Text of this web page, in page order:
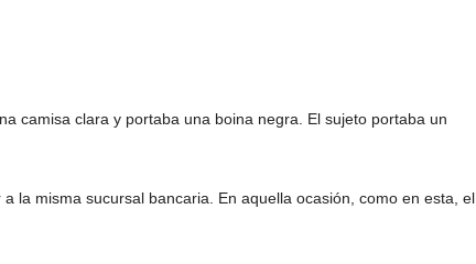
camisa clara y portaba una boina negra. El sujeto portaba un
la misma sucursal bancaria. En aquella ocasión, como en esta, el